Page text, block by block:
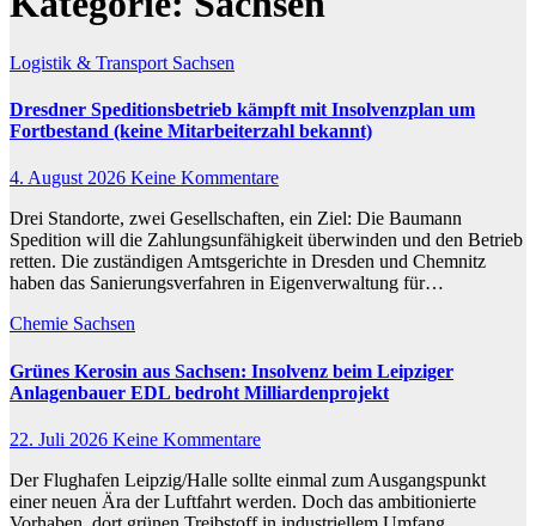
Logistik & Transport Sachsen
Dresdner Speditionsbetrieb kämpft mit Insolvenzplan um
Fortbestand (keine Mitarbeiterzahl bekannt)
4. August 2026 Keine Kommentare
Drei Standorte, zwei Gesellschaften, ein Ziel: Die Baumann
Spedition will die Zahlungsunfähigkeit überwinden und den Betrieb
retten. Die zuständigen Amtsgerichte in Dresden und Chemnitz
haben das Sanierungsverfahren in Eigenverwaltung für…
Chemie Sachsen
Grünes Kerosin aus Sachsen: Insolvenz beim Leipziger
Anlagenbauer EDL bedroht Milliardenprojekt
22. Juli 2026 Keine Kommentare
Der Flughafen Leipzig/Halle sollte einmal zum Ausgangspunkt
einer neuen Ära der Luftfahrt werden. Doch das ambitionierte